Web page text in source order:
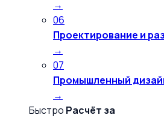
→
06
Проектирование и
→
07
Промышленный
→
Быстро Расчёт за